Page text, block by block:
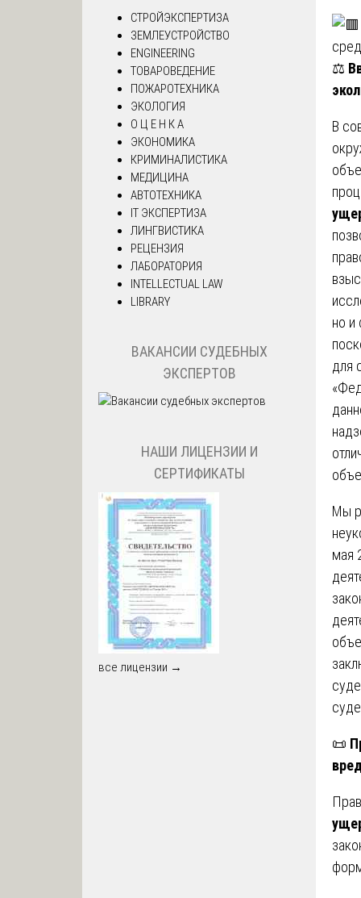
⚖️
В
но и
для
Мы
мая
📜
СТРОЙЭКСПЕРТИЗА
ЗЕМЛЕУСТРОЙСТВО
ENGINEERING
ТОВАРОВЕДЕНИЕ
ПОЖАРОТЕХНИКА
ЭКОЛОГИЯ
О Ц Е Н К А
ЭКОНОМИКА
КРИМИНАЛИСТИКА
МЕДИЦИНА
АВТОТЕХНИКА
IT ЭКСПЕРТИЗА
ЛИНГВИСТИКА
РЕЦЕНЗИЯ
ЛАБОРАТОРИЯ
INTELLECTUAL LAW
LIBRARY
ВАКАНСИИ СУДЕБНЫХ
ЭКСПЕРТОВ
НАШИ ЛИЦЕНЗИИ И
СЕРТИФИКАТЫ
все лицензии →